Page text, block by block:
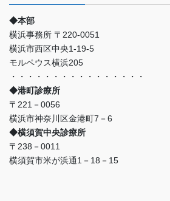
◆本部
横浜事務所 〒220-0051
横浜市西区中央1-19-5
モルペウス横浜205
・・・・・・・・・・・・・・・・
◆港町診療所
〒221－0056
横浜市神奈川区金港町7－6
◆横須賀中央診療所
〒238－0011
横須賀市米が浜通1－18－15